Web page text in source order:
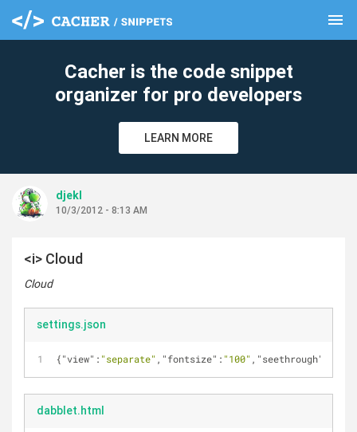
menu
Cacher is the code snippet
organizer for pro developers
LEARN MORE
djekl
10/3/2012 - 8:13 AM
<i> Cloud
Cloud
settings.json
{"view" : "separate" , "fontsize" : "100" , "seethrough"
dabblet.html
clear